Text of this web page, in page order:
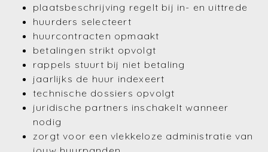
plaatsbeschrijving regelt bij in- en uittrede
huurders selecteert
huurcontracten opmaakt
betalingen strikt opvolgt
rappels stuurt bij niet betaling
jaarlijks de huur indexeert
technische dossiers opvolgt
juridische partners inschakelt wanneer
nodig
zorgt voor een vlekkeloze administratie van